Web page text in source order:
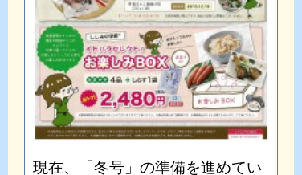
現在、「冬号」の準備を進めてい